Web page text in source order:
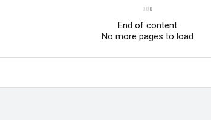
End of content
No more pages to load